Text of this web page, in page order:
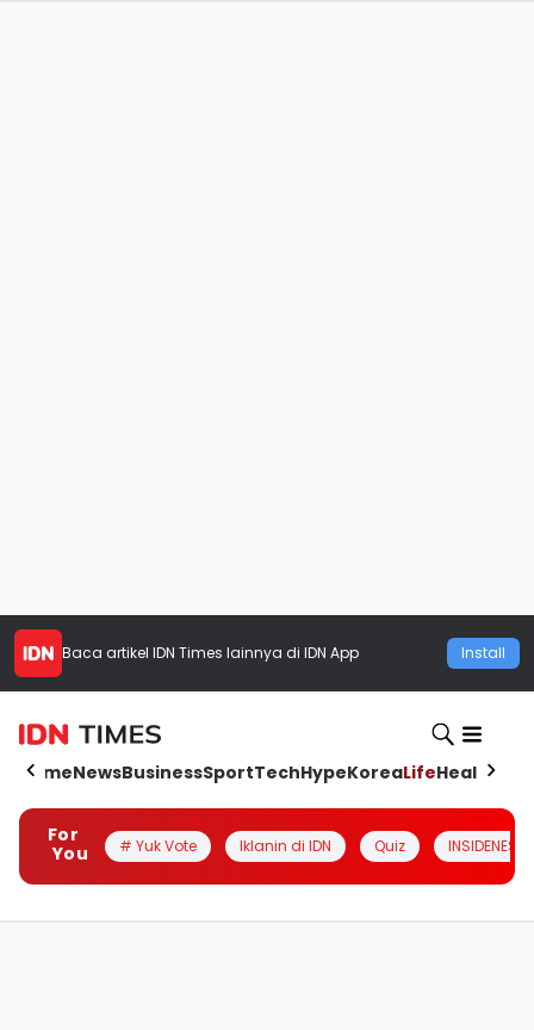
Baca artikel IDN Times lainnya di IDN App Install
HomeNewsBusinessSportTechHypeKoreaLifeHealth
For
You
# Yuk Vote Iklanin di IDN Quiz INSIDENESIA